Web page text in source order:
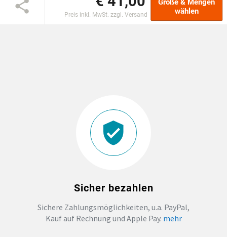
ZAHNARZTPRAXIS
FOTOTASSEN UND MEHR
GROSSBESTELLUNG
Preis inkl. MwSt. zzgl. Versand
Größe & Mengen
wählen
Sicher bezahlen
Sichere Zahlungsmöglichkeiten, u.a. PayPal,
Kauf auf Rechnung und Apple Pay. mehr